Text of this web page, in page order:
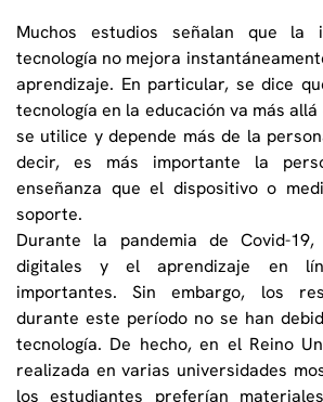
Muchos estudios señalan que la
tecnología no mejora
aprendizaje. En particular, se dice
tecnología en la educación va más
se utilice y depende más de la
decir, es más importante la
enseñanza que el dispositivo o
soporte.
Durante la pandemia de Covid-
digitales y el aprendizaje en
importantes. Sin embargo, los
durante este período no se han
tecnología. De hecho, en el Reino
realizada en varias universidades
los estudiantes preferían